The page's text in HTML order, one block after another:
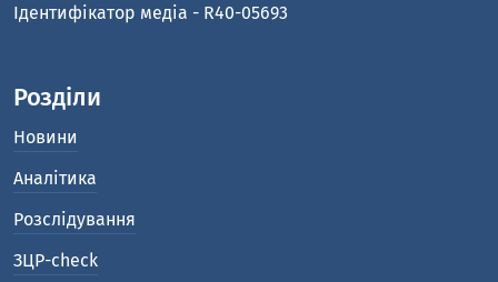
Ідентифікатор медіа - R40-05693
Розділи
Новини
Аналітика
Розслідування
ЗЦР-check